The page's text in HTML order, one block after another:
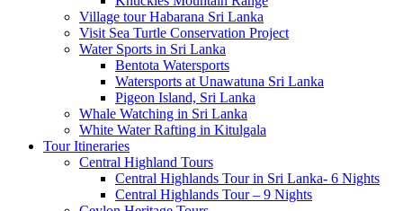
Village tour Habarana Sri Lanka
Visit Sea Turtle Conservation Project
Water Sports in Sri Lanka
Bentota Watersports
Watersports at Unawatuna Sri Lanka
Pigeon Island, Sri Lanka
Whale Watching in Sri Lanka
White Water Rafting in Kitulgala
Tour Itineraries
Central Highland Tours
Central Highlands Tour in Sri Lanka- 6 Nights
Central Highlands Tour – 9 Nights